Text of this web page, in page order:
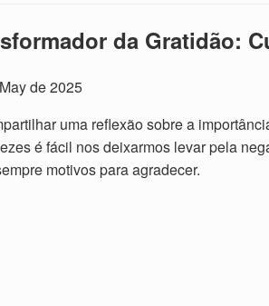
da Gratidão:
de 2025
uma reflexão sobre a
é fácil nos deixarmos levar pela
motivos para agradecer.